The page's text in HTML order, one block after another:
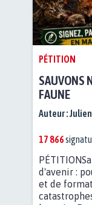
PÉTITION
SAUVONS
FAUNE
Auteur :
17 866
d'avenir :
et de